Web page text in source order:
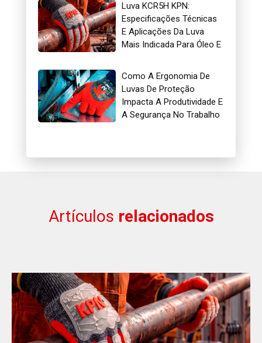
Luva KCR5H KPN:
Especificações Técnicas
E Aplicações Da Luva
Mais Indicada Para Óleo E
Como A Ergonomia De
Luvas De Proteção
Impacta A Produtividade E
A Segurança No Trabalho
Artículos relacionados